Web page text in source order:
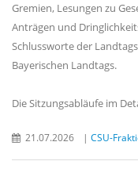
Gremien, Lesungen zu
Anträgen und
Schlussworte der
Bayerischen Landtags.
Die Sitzungsabläufe im
21.07.2026 | CSU-